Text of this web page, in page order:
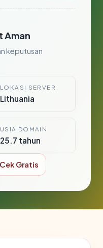
Aman
keputusan
LOKASI SERVER
Lithuania
USIA DOMAIN
25.7 tahun
Cek Gratis